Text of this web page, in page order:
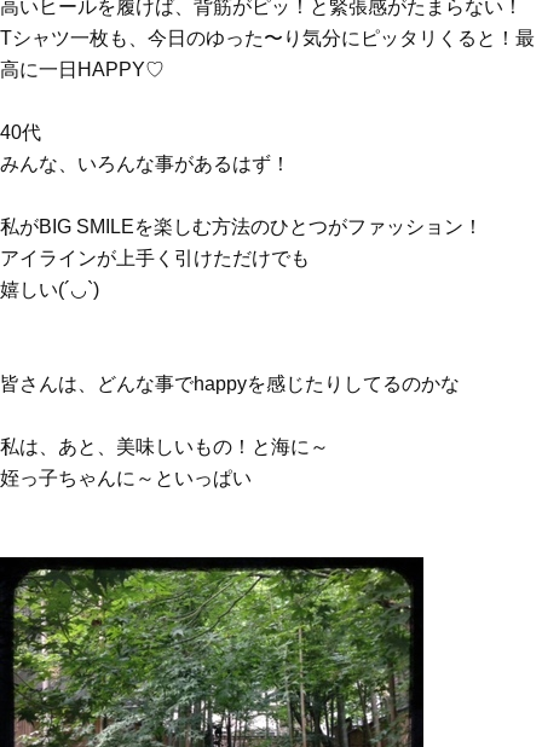
高いヒールを履けば、背筋がピッ！と緊張感がたまらない！
Tシャツ一枚も、今日のゆった〜り気分にピッタリくると！最
高に一日HAPPY♡
40代
みんな、いろんな事があるはず！
私がBIG SMILEを楽しむ方法のひとつがファッション！
アイラインが上手く引けただけでも
嬉しい(´◡`)
皆さんは、どんな事でhappyを感じたりしてるのかな
私は、あと、美味しいもの！と海に～
姪っ子ちゃんに～といっぱい